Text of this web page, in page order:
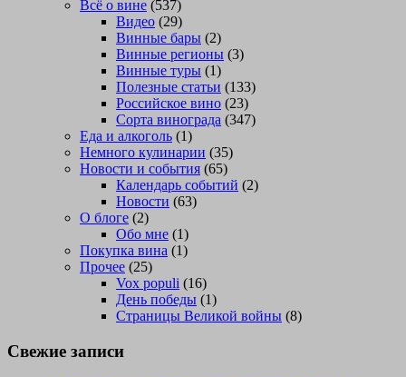
Всё о вине (537)
Видео (29)
Винные бары (2)
Винные регионы (3)
Винные туры (1)
Полезные статьи (133)
Российское вино (23)
Сорта винограда (347)
Еда и алкоголь (1)
Немного кулинарии (35)
Новости и события (65)
Календарь событий (2)
Новости (63)
О блоге (2)
Обо мне (1)
Покупка вина (1)
Прочее (25)
Vox populi (16)
День победы (1)
Страницы Великой войны (8)
Свежие записи